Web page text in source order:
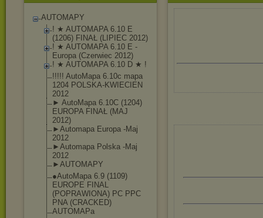
AUTOMAPY
! ★ AUTOMAPA 6.10 E
(1206) FINAŁ (LIPIEC 2012)
! ★ AUTOMAPA 6.10 E -
Europa (Czerwiec 2012)
! ★ AUTOMAPA 6.10 D ★ !
!!!!! AutoMapa 6.10c mapa
1204 POLSKA-KWIECIEN
2012
► AutoMapa 6.10C (1204)
EUROPA FINAŁ (MAJ
2012)
►Automapa Europa -Maj
2012
►Automapa Polska -Maj
2012
►AUTOMAPY
●AutoMapa 6.9 (1109)
EUROPE FINAL
(POPRAWIONA) PC PPC
PNA (CRACKED)
AUTOMAPa